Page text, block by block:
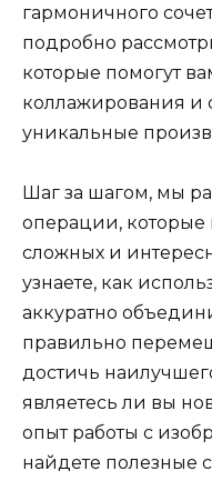
гармоничного
подробно
которые помогут
коллажирования и
уникальные
Шаг за шагом, мы
операции, которые
сложных и
узнаете, как
аккуратно
правильно
достичь
являетесь ли вы
опыт работы с
найдете полезные